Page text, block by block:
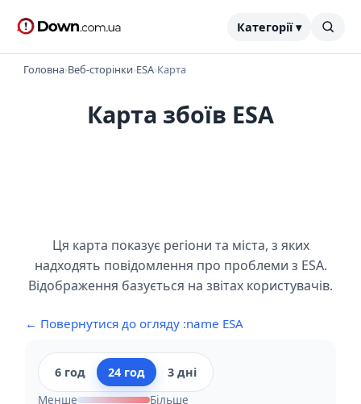
Категорії ▾
Головна›Веб-сторінки›ESA›Карта
Карта збоїв ESA
Ця карта показує регіони та міста, з яких
надходять повідомлення про проблеми з ESA.
Відображення базується на звітах користувачів.
← Повернутися до огляду :name ESA
6 год 24 год
3 дні
Менше
Більше